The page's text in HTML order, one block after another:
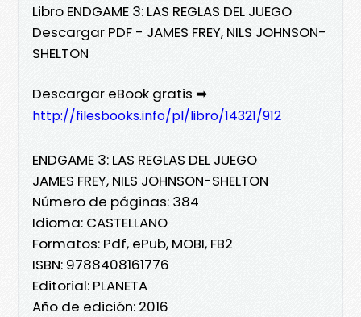
Libro ENDGAME 3: LAS REGLAS DEL JUEGO
Descargar PDF - JAMES FREY, NILS JOHNSON-
SHELTON
Descargar eBook gratis ➡
http://filesbooks.info/pl/libro/14321/912
ENDGAME 3: LAS REGLAS DEL JUEGO
JAMES FREY, NILS JOHNSON-SHELTON
Número de páginas: 384
Idioma: CASTELLANO
Formatos: Pdf, ePub, MOBI, FB2
ISBN: 9788408161776
Editorial: PLANETA
Año de edición: 2016